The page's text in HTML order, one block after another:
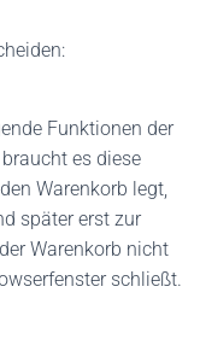
Funktionen der
es diese
Warenkorb legt,
später erst zur
Warenkorb nicht
schließt.